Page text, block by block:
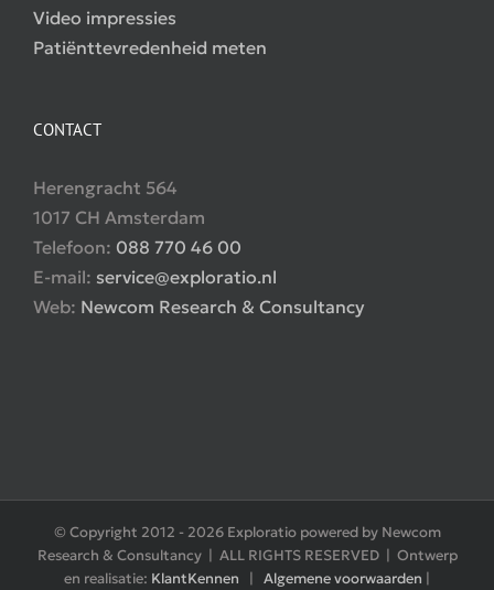
Video impressies
Patiënttevredenheid meten
CONTACT
Herengracht 564
1017 CH Amsterdam
Telefoon: 088 770 46 00
E-mail: service@exploratio.nl
Web: Newcom Research & Consultancy
© Copyright 2012 - 2026 Exploratio powered by Newcom
Research & Consultancy | ALL RIGHTS RESERVED | Ontwerp
en realisatie: KlantKennen | Algemene voorwaarden |